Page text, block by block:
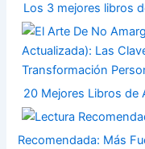
Los 3 mejores libros
20 Mejores Libros de
Recomendada: Más